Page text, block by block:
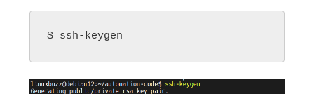
$ ssh-keygen